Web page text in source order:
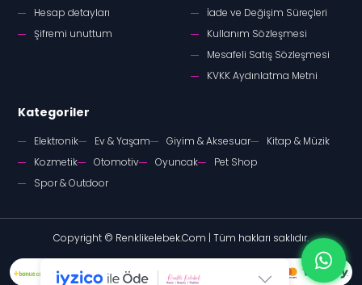
Hesap detayları
Şifremi unuttum
İade ve Değişim Süreçleri
Kullanım Sözleşmesi
Mesafeli Satış Sözleşmesi
KVKK Aydınlatma Metni
Kategoriler
Elektronik Ev & Yaşam Giyim & Aksesuar
Kitap & Müzik
Kozmetik
Otomotiv Oyuncak
Pet Shop
Spor & Outdoor
Copyright © Renklikelebek.Com | Tüm hakları saklıdır.